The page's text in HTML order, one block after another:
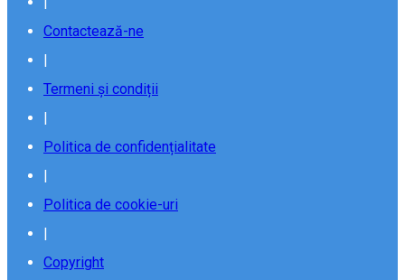
Contactează-ne
|
Termeni și condiții
|
Politica de confidențialitate
|
Politica de cookie-uri
|
Copyright